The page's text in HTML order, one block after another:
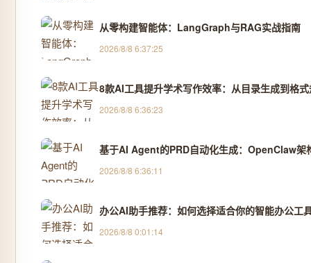
从零构建智能体：LangGraph与RAG实战指南
2026/8/8 6:37:25
8款AI工具提升学术写作效率：从目录生成到格
2026/8/8 6:36:23
基于AI Agent的PRD自动化生成：OpenClaw架
2026/8/8 6:36:11
办公AI助手推荐：如何选择适合你的智能办公工
2026/8/8 0:01:14